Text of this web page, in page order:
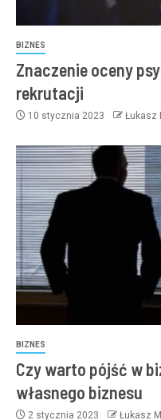
BIZNES
Znaczenie oceny
rekrutacji
10 stycznia 2023 Łukasz
BIZNES
Czy warto pójść w
własnego biznesu
2 stycznia 2023 Łukasz